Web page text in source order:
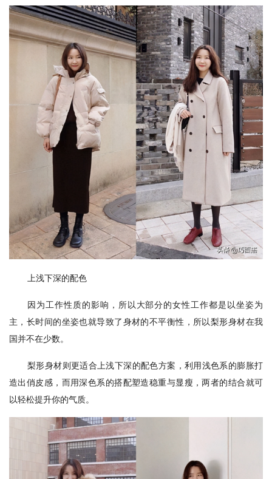
上浅下深的配色
因为工作性质的影响，所以大部分的女性工作都是以坐姿为
主，长时间的坐姿也就导致了身材的不平衡性，所以梨形身材在我
国并不在少数。
梨形身材则更适合上浅下深的配色方案，利用浅色系的膨胀打
造出俏皮感，而用深色系的搭配塑造稳重与显瘦，两者的结合就可
以轻松提升你的气质。